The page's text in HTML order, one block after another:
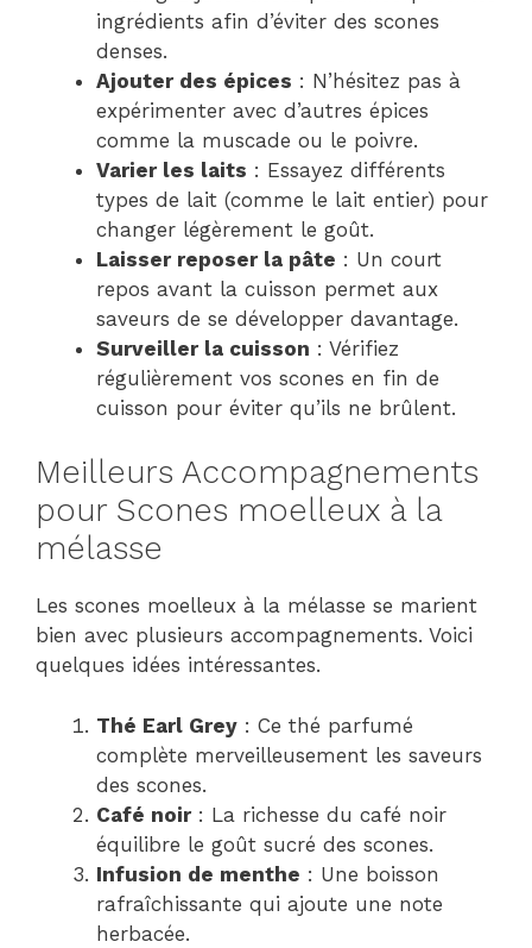
ingrédients afin d’éviter des scones
denses.
Ajouter des épices : N’hésitez pas à
expérimenter avec d’autres épices
comme la muscade ou le poivre.
Varier les laits : Essayez différents
types de lait (comme le lait entier) pour
changer légèrement le goût.
Laisser reposer la pâte : Un court
repos avant la cuisson permet aux
saveurs de se développer davantage.
Surveiller la cuisson : Vérifiez
régulièrement vos scones en fin de
cuisson pour éviter qu’ils ne brûlent.
Meilleurs Accompagnements
pour Scones moelleux à la
mélasse
Les scones moelleux à la mélasse se marient
bien avec plusieurs accompagnements. Voici
quelques idées intéressantes.
Thé Earl Grey : Ce thé parfumé
complète merveilleusement les saveurs
des scones.
Café noir: La richesse du café noir
équilibre le goût sucré des scones.
Infusion de menthe : Une boisson
rafraîchissante qui ajoute une note
herbacée.